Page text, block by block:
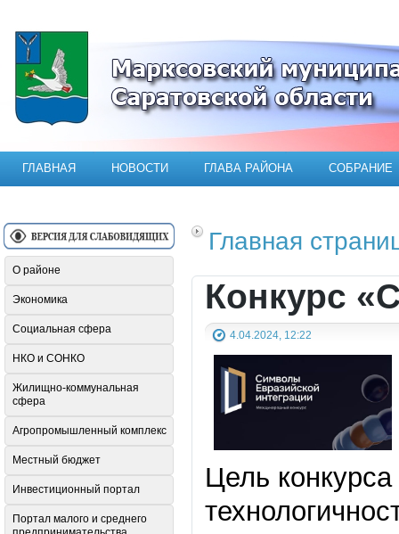
Официальный сайт Марксовского
ГЛАВНАЯ НОВОСТИ ГЛАВА РАЙОНА СОБРАНИЕ
Главная
Конкурс
4.04.2024, 12:22
Цель
О районе
Экономика
Социальная сфера
НКО и СОНКО
Жилищно-коммунальная
сфера
Агропромышленный комплекс
Местный бюджет
Инвестиционный портал
Портал малого и среднего